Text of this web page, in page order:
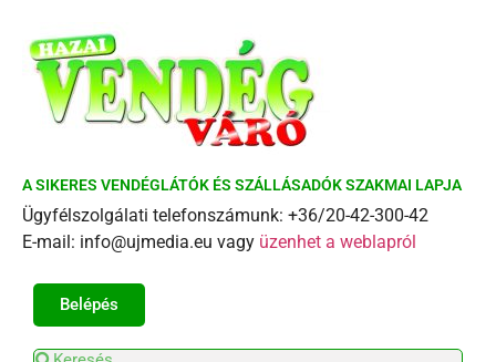
A SIKERES VENDÉGLÁTÓK ÉS SZÁLLÁSADÓK SZAKMAI LAPJA
Ügyfélszolgálati telefonszámunk: +36/20-42-300-42
E-mail: info@ujmedia.eu vagy üzenhet a weblapról
Belépés